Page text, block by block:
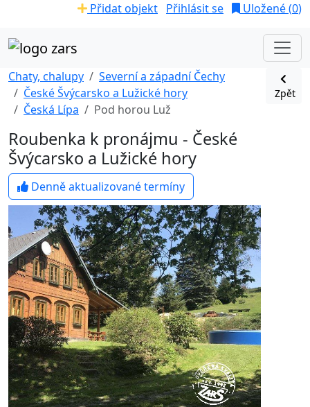
Přidat objekt Přihlásit se Uložené (0)
Chaty, chalupy
Severní a západní Čechy
České Švýcarsko a Lužické hory
Česká Lípa
Pod horou Luž
Zpět
Roubenka k pronájmu - České
Švýcarsko a Lužické hory
Denně aktualizované termíny